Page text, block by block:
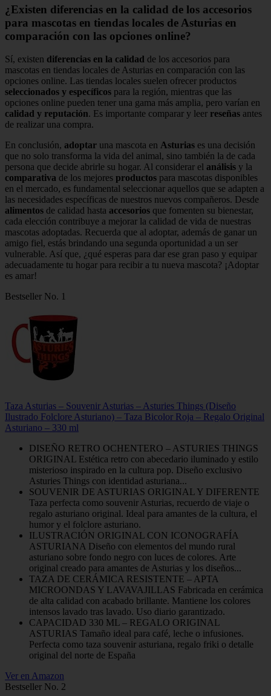
¿Existen diferencias en la calidad de los accesorios
para mascotas en tiendas locales de Asturias en
comparación con las opciones online?
Sí, existen diferencias en la calidad de los accesorios para
mascotas en tiendas locales de Asturias en comparación con las
opciones online. Las tiendas locales suelen ofrecer productos
seleccionados y específicos para la región, mientras que las
opciones online pueden tener una gama más amplia, pero varían en
calidad y reputación. Es importante comparar y leer reseñas antes
de realizar una compra.
En conclusión, adoptar una mascota en Asturias es una decisión
que no solo transforma la vida del animal, sino también la de cada
persona que decide abrirle su hogar. Al considerar el análisis y la
comparativa de los mejores productos para mascotas disponibles
en el mercado, es fundamental seleccionar aquellos que se adapten a
las necesidades específicas de nuestros nuevos compañeros. Desde
alimentos de calidad hasta accesorios que fomenten su bienestar,
cada elección contribuye a mejorar la calidad de vida de nuestras
mascotas adoptadas. Recuerda que al adoptar, además de ganar un
amigo fiel, estás brindando una segunda oportunidad a un ser
vulnerable. Así que, ¿qué esperas para dar ese gran paso y equipar
adecuadamente tu hogar para recibir a tu nueva mascota? ¡Adoptar
es amar!
Bestseller No. 1
Taza Asturias – Souvenir Asturias – Asturies Things (Diseño
Ilustrado Folclore Asturiano) – Taza Bicolor Roja – Regalo Original
Asturiano – 330 ml
DISEÑO RETRO OCHENTERO – ASTURIES THINGS
ORIGINAL Estética retro con abecedario iluminado y estilo
misterioso inspirado en la cultura pop. Diseño exclusivo
Asturies Things con identidad asturiana...
SOUVENIR DE ASTURIAS ORIGINAL Y DIFERENTE
Taza perfecta como souvenir Asturias, recuerdo de viaje o
regalo asturiano original. Ideal para amantes de la cultura, el
humor y el folclore asturiano.
ILUSTRACIÓN ORIGINAL CON ICONOGRAFÍA
ASTURIANA Diseño con elementos del mundo rural
asturiano sobre fondo negro con luces de colores. Arte
original creado para amantes de Asturias y los diseños...
TAZA DE CERÁMICA RESISTENTE – APTA
MICROONDAS Y LAVAVAJILLAS Fabricada en cerámica
de alta calidad con acabado brillante. Mantiene los colores
intensos lavado tras lavado. Uso diario garantizado.
CAPACIDAD 330 ML – REGALO ORIGINAL
ASTURIAS Tamaño ideal para café, leche o infusiones.
Perfecta como taza souvenir asturiana, regalo friki o detalle
original del norte de España
Ver en Amazon
Bestseller No. 2